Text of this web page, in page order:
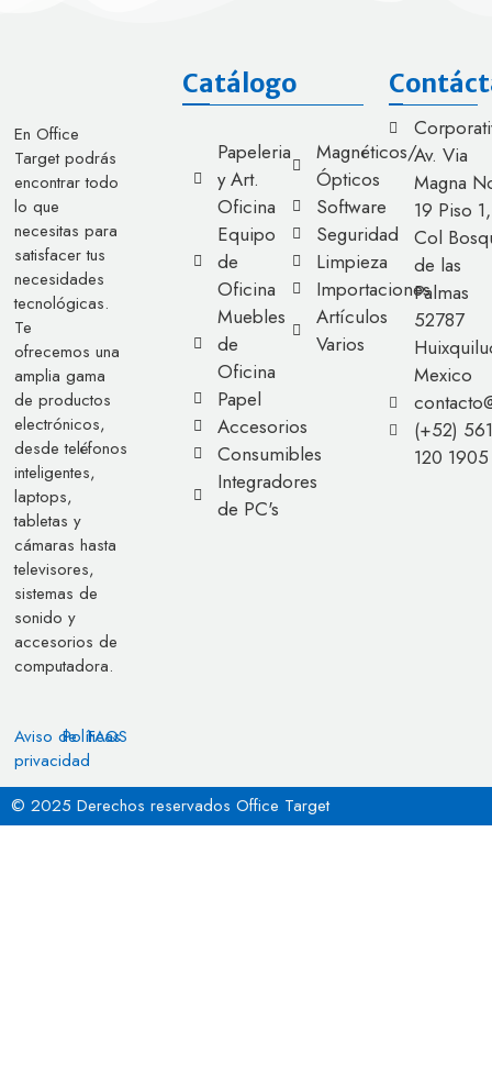
En Office
Target podrás
encontrar todo
lo que
necesitas para
satisfacer tus
necesidades
tecnológicas.
Te
ofrecemos una
amplia gama
de productos
electrónicos,
desde teléfonos
inteligentes,
laptops,
tabletas y
cámaras hasta
televisores,
sistemas de
sonido y
accesorios de
computadora.
Aviso de
privacidad
Políticas
FAQS
Catálogo
Papeleria
y Art.
Oficina
Equipo
de
Oficina
Muebles
de
Oficina
Papel
Accesorios
Consumibles
Integradores
de PC's
Magnéticos/
Ópticos
Software
Seguridad
Limpieza
Importaciones
Artículos
Varios
Av. Via
Magna
19 Piso 1,
Col
de las
Palmas
52787
Mexico
(+52) 561
120 1905
© 2025 Derechos reservados Office Target